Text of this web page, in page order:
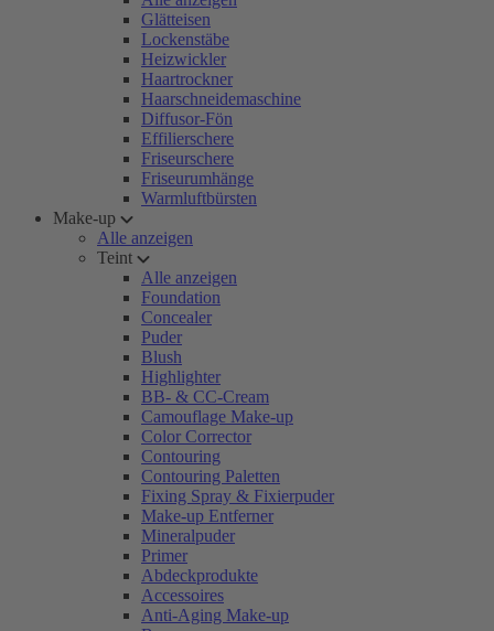
Glätteisen
Lockenstäbe
Heizwickler
Haartrockner
Haarschneidemaschine
Diffusor-Fön
Effilierschere
Friseurschere
Friseurumhänge
Warmluftbürsten
Make-up
Alle anzeigen
Teint
Alle anzeigen
Foundation
Concealer
Puder
Blush
Highlighter
BB- & CC-Cream
Camouflage Make-up
Color Corrector
Contouring
Contouring Paletten
Fixing Spray & Fixierpuder
Make-up Entferner
Mineralpuder
Primer
Abdeckprodukte
Accessoires
Anti-Aging Make-up